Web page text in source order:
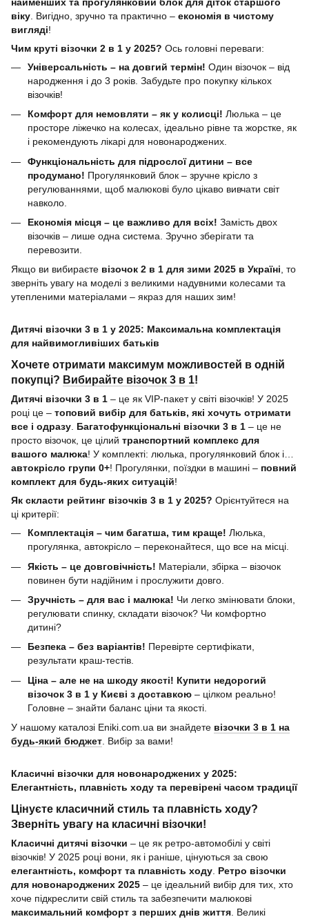
віку . Вигідно, зручно та практично – економія в чистому
вигляді!
Чим круті візочки 2 в 1 у 2025? Ось головні переваги:
Універсальність – на довгий термін! Один візочок – від
народження і до 3 років. Забудьте про покупку кількох
візочків!
Комфорт для немовляти – як у колисці! Люлька – це
просторе ліжечко на колесах, ідеально рівне та жорстке, як
і рекомендують лікарі для новонароджених.
Функціональність для підрослої дитини – все
продумано! Прогулянковий блок – зручне крісло з
регулюваннями, щоб малюкові було цікаво вивчати світ
навколо.
Економія місця – це важливо для всіх! Замість двох
візочків – лише одна система. Зручно зберігати та
перевозити.
Якщо ви вибираєте візочок 2 в 1 для зими 2025 в Україні, то
зверніть увагу на моделі з великими надувними колесами та
утепленими матеріалами – якраз для наших зим!
Дитячі візочки 3 в 1 у 2025: Максимальна комплектація
для найвимогливіших батьків
Хочете отримати максимум можливостей в одній
покупці? Вибирайте візочок 3 в 1!
Дитячі візочки 3 в 1 – це як VIP-пакет у світі візочків! У 2025
році це – топовий вибір для батьків, які хочуть отримати
все і одразу. Багатофункціональні візочки 3 в 1 – це не
просто візочок, це цілий транспортний комплекс для
вашого малюка! У комплекті: люлька, прогулянковий блок і…
автокрісло групи 0+! Прогулянки, поїздки в машині – повний
комплект для будь-яких ситуацій!
Як скласти рейтинг візочків 3 в 1 у 2025? Орієнтуйтеся на
ці критерії:
Комплектація – чим багатша, тим краще! Люлька,
прогулянка, автокрісло – переконайтеся, що все на місці.
Якість – це довговічність! Матеріали, збірка – візочок
повинен бути надійним і прослужити довго.
Зручність – для вас і малюка! Чи легко змінювати блоки,
регулювати спинку, складати візочок? Чи комфортно
дитині?
Безпека – без варіантів! Перевірте сертифікати,
результати краш-тестів.
Ціна – але не на шкоду якості! Купити недорогий
візочок 3 в 1 у Києві з доставкою – цілком реально!
Головне – знайти баланс ціни та якості.
У нашому каталозі Eniki.com.ua ви знайдете візочки 3 в 1 на
будь-який бюджет. Вибір за вами!
Класичні візочки для новонароджених у 2025:
Елегантність, плавність ходу та перевірені часом традиції
Цінуєте класичний стиль та плавність ходу?
Зверніть увагу на класичні візочки!
Класичні дитячі візочки – це як ретро-автомобілі у світі
візочків! У 2025 році вони, як і раніше, цінуються за свою
елегантність, комфорт та плавність ходу Ретро візочки
для новонароджених 2025 – це ідеальний вибір для тих, хто
хоче підкреслити свій стиль та забезпечити малюкові
максимальний комфорт з перших днів життя . Великі